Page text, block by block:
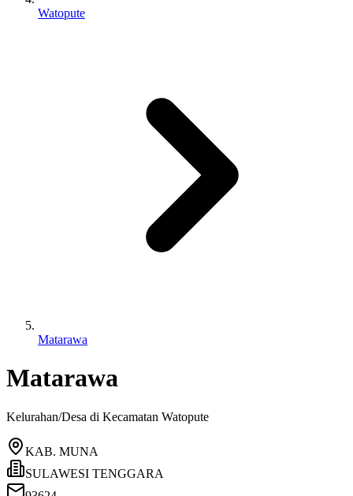
Watopute
Matarawa
Matarawa
Kelurahan/Desa di Kecamatan Watopute
KAB. MUNA
SULAWESI TENGGARA